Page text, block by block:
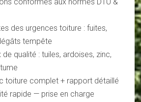
des urgences toiture : fuites,
tempête
de qualité : tuiles, ardoises, zinc,
toiture complet + rapport détaillé
rapide — prise en charge